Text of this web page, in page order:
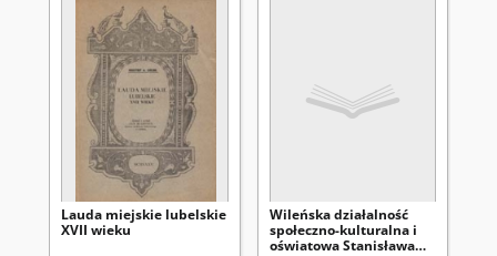
Lauda miejskie lubelskie
XVII wieku
Wileńska działalność
społeczno-kulturalna i
oświatowa Stanisława